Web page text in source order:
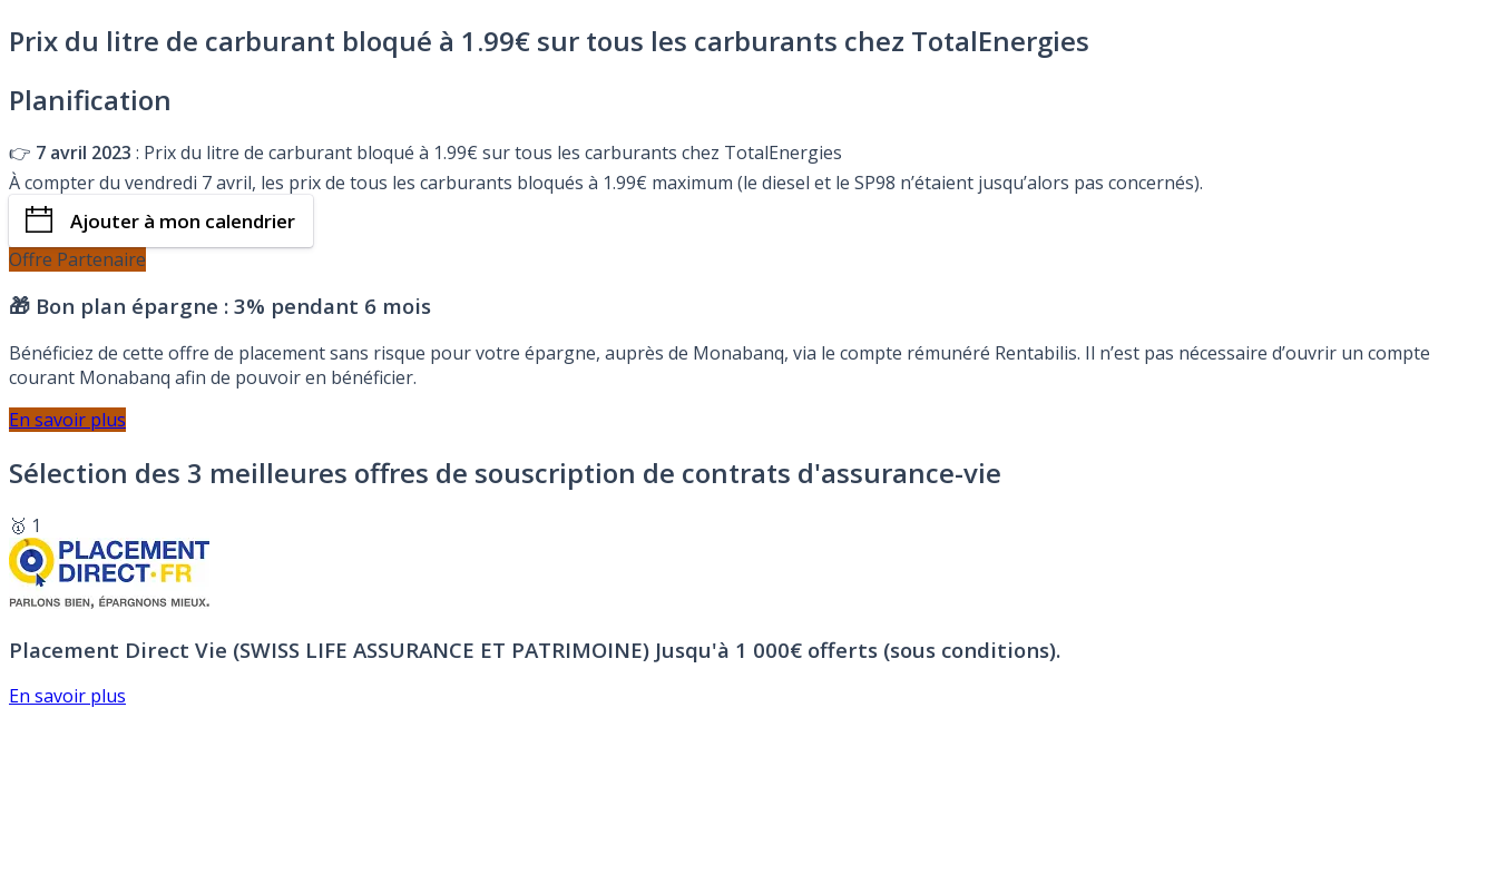
Prix du litre de carburant bloqué à 1.99€ sur tous les carburants chez TotalEnergies
Planification
👉 7 avril 2023 : Prix du litre de carburant bloqué à 1.99€ sur tous les carburants chez TotalEnergies
À compter du vendredi 7 avril, les prix de tous les carburants bloqués à 1.99€ maximum (le diesel et le SP98 n’étaient jusqu’alors pas concernés).
Ajouter à mon calendrier
Offre Partenaire
🎁 Bon plan épargne : 3% pendant 6 mois
Bénéficiez de cette offre de placement sans risque pour votre épargne, auprès de Monabanq, via le compte rémunéré Rentabilis. Il n’est pas nécessaire d’ouvrir un compte
courant Monabanq afin de pouvoir en bénéficier.
En savoir plus
Sélection des 3 meilleures offres de souscription de contrats d'assurance-vie
🥇 1
Placement Direct Vie (SWISS LIFE ASSURANCE ET PATRIMOINE) Jusqu'à 1 000€ offerts (sous conditions).
En savoir plus